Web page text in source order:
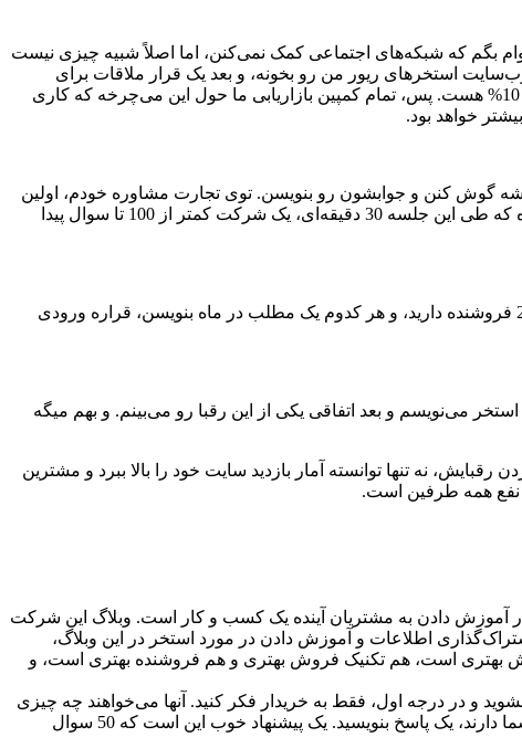
بگم که شبکه‌های اجتماعی کمک نمی‌کنن، اما اصلاً شبیه چیزی نیست
که واقعاً مهمه، تعداد کل بازدیدهای یک صفحه است. بذار یک آمار برات بیارم: اگر کسی 30 صفحه از وب‌سایت استخرهای ریور من رو بخونه، و بعد یک قرار ملاقات برای
فروش بزاریم، توی 80% مواقع این خرید کامل میشه. در حالی که میانگین خرید در یک قرار ملاقات برای فروش، در صنعت چیزی حدود 10% هست. پس، تمام کمپین بازاریابی ما حول این می‌چرخه که کاری
خواهد بود.
گوش کنن و جوابشون رو بنویسن. توی تجارت مشاوره خودم، اولین
کاری که می‌کنیم، اجرای یک طوفان ذهنیه تا بتونیم سوال‌هایی که به طور مرتب از یک شرکت پرسیده میشه رو بشناسیم. هیچوقت نشده که طی این جلسه 30 دقیقه‌ای، یک شرکت کمتر از 100 تا سوال پیدا
: اکثر مواقع، می‌تونن کارمندایی که همین الان پاسخگوی مشتری هستن رو بردارن و به تولیدکننده محتوا تبدیلشون کنن. اگر شما 25 فروشنده دارید، و هر کدوم یک مطلب در ماه بنویسن، قراره ورودی
می‌نویسم و بعد اتفاقی یکی از این رقبا رو می‌بینم. و بهم میگه
نه تنها توانسته آمار بازدید سایت خود را بالا ببرد و مشترین
نفع همه طرفین است.
آموزش دادن به مشتریان آینده یک کسب و کار است. وبلاگ این شرکت
که مارکوس پول کافی برای سرمایه‌گذاری بروی روش‌های سنتی بازاریابی نداشت. اما بعد از 6 ماه از اشتراک‌گذاری اطلاعات و آموزش دادن در مورد استخر در این وبلاگ،
بهتری است، هم تکنیک فروش بهتری و هم فروشنده بهتری است، و
و در درجه اول، فقط به خریدار فکر کنید. آنها می‌خواهند چه چیزی
بدانند؟ لازم است با چه چیزی آشنا شوند؟ برای هر سوال احتمالی که ممکن است آنها در مورد محصولات، خدمات و حتی صنعت شما دارند، یک پاسخ بنویسید. یک پیشنهاد خوب این است که 50 سوال